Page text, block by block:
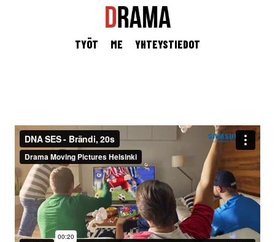
TYÖT ME YHTEYSTIEDOT